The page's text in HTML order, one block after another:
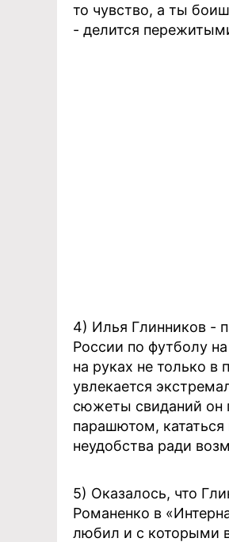
то чувство, а ты
- делится
4) Илья Глинников -
России по футболу
на руках не только в
увлекается
сюжеты свиданий он
парашютом,
неудобства ради
5) Оказалось, что
Романенко в
любил и с которыми